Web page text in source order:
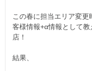
この春に担当エリア変
客様情報+α情報として
店！
結果、